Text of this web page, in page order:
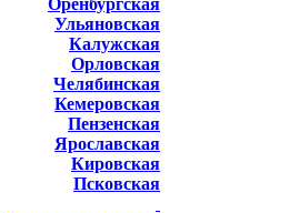
Оренбургская
Ульяновская
Калужская
Орловская
Челябинская
Кемеровская
Пензенская
Ярославская
Кировская
Псковская